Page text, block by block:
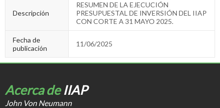
Descripción
RESUMEN DE LA EJECUCIÓN
PRESUPUESTAL DE INVERSIÓN DEL IIAP
CON CORTE A 31 MAYO 2025.
Fecha de
publicación
11/06/2025
Acerca deIIAP
John Von Neumann